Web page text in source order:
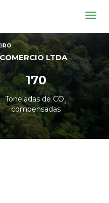
LTDA
170
Toneladas de CO²
compensadas